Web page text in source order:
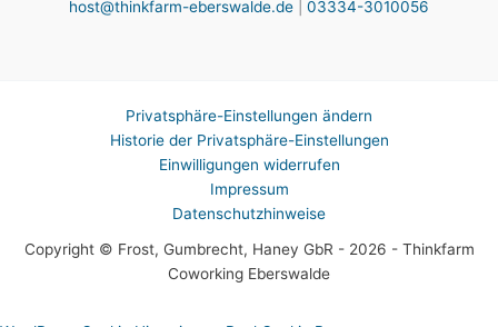
host@thinkfarm-eberswalde.de
03334-3010056
Privatsphäre-Einstellungen ändern
Historie der Privatsphäre-Einstellungen
Einwilligungen widerrufen
Impressum
Datenschutzhinweise
Copyright © Frost, Gumbrecht, Haney GbR - 2026 - Thinkfarm
Coworking Eberswalde